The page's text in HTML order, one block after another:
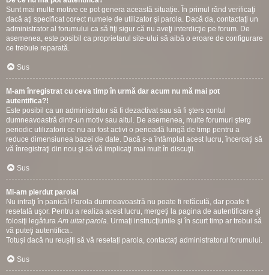
Sunt mai multe motive ce pot genera această situație. În primul rând verificaţi
dacă aţi specificat corect numele de utilizator şi parola. Dacă da, contactaţi un
administrator al forumului ca să fiţi sigur că nu aveţi interdicţie pe forum. De
asemenea, este posibil ca proprietarul site-ului să aibă o eroare de configurare
ce trebuie reparată.
Sus
M-am înregistrat cu ceva timp în urmă dar acum nu mă mai pot
autentifica?!
Este posibil ca un administrator să fi dezactivat sau să fi şters contul
dumneavoastră dintr-un motiv sau altul. De asemenea, multe forumuri şterg
periodic utilizatorii ce nu au fost activi o perioadă lungă de timp pentru a
reduce dimensiunea bazei de date. Dacă s-a întâmplat acest lucru, încercaţi să
vă înregistraţi din nou şi să vă implicaţi mai mult în discuţii.
Sus
Mi-am pierdut parola!
Nu intraţi în panică! Parola dumneavoastră nu poate fi refăcută, dar poate fi
resetată uşor. Pentru a realiza acest lucru, mergeţi la pagina de autentificare şi
folosiţi legăturaAm uitat parola. Urmaţi instrucţiunile şi în scurt timp ar trebui să
vă puteţi autentifica..
Totuși dacă nu reușiți să vă resetați parola, contactați administratorul forumului.
Sus